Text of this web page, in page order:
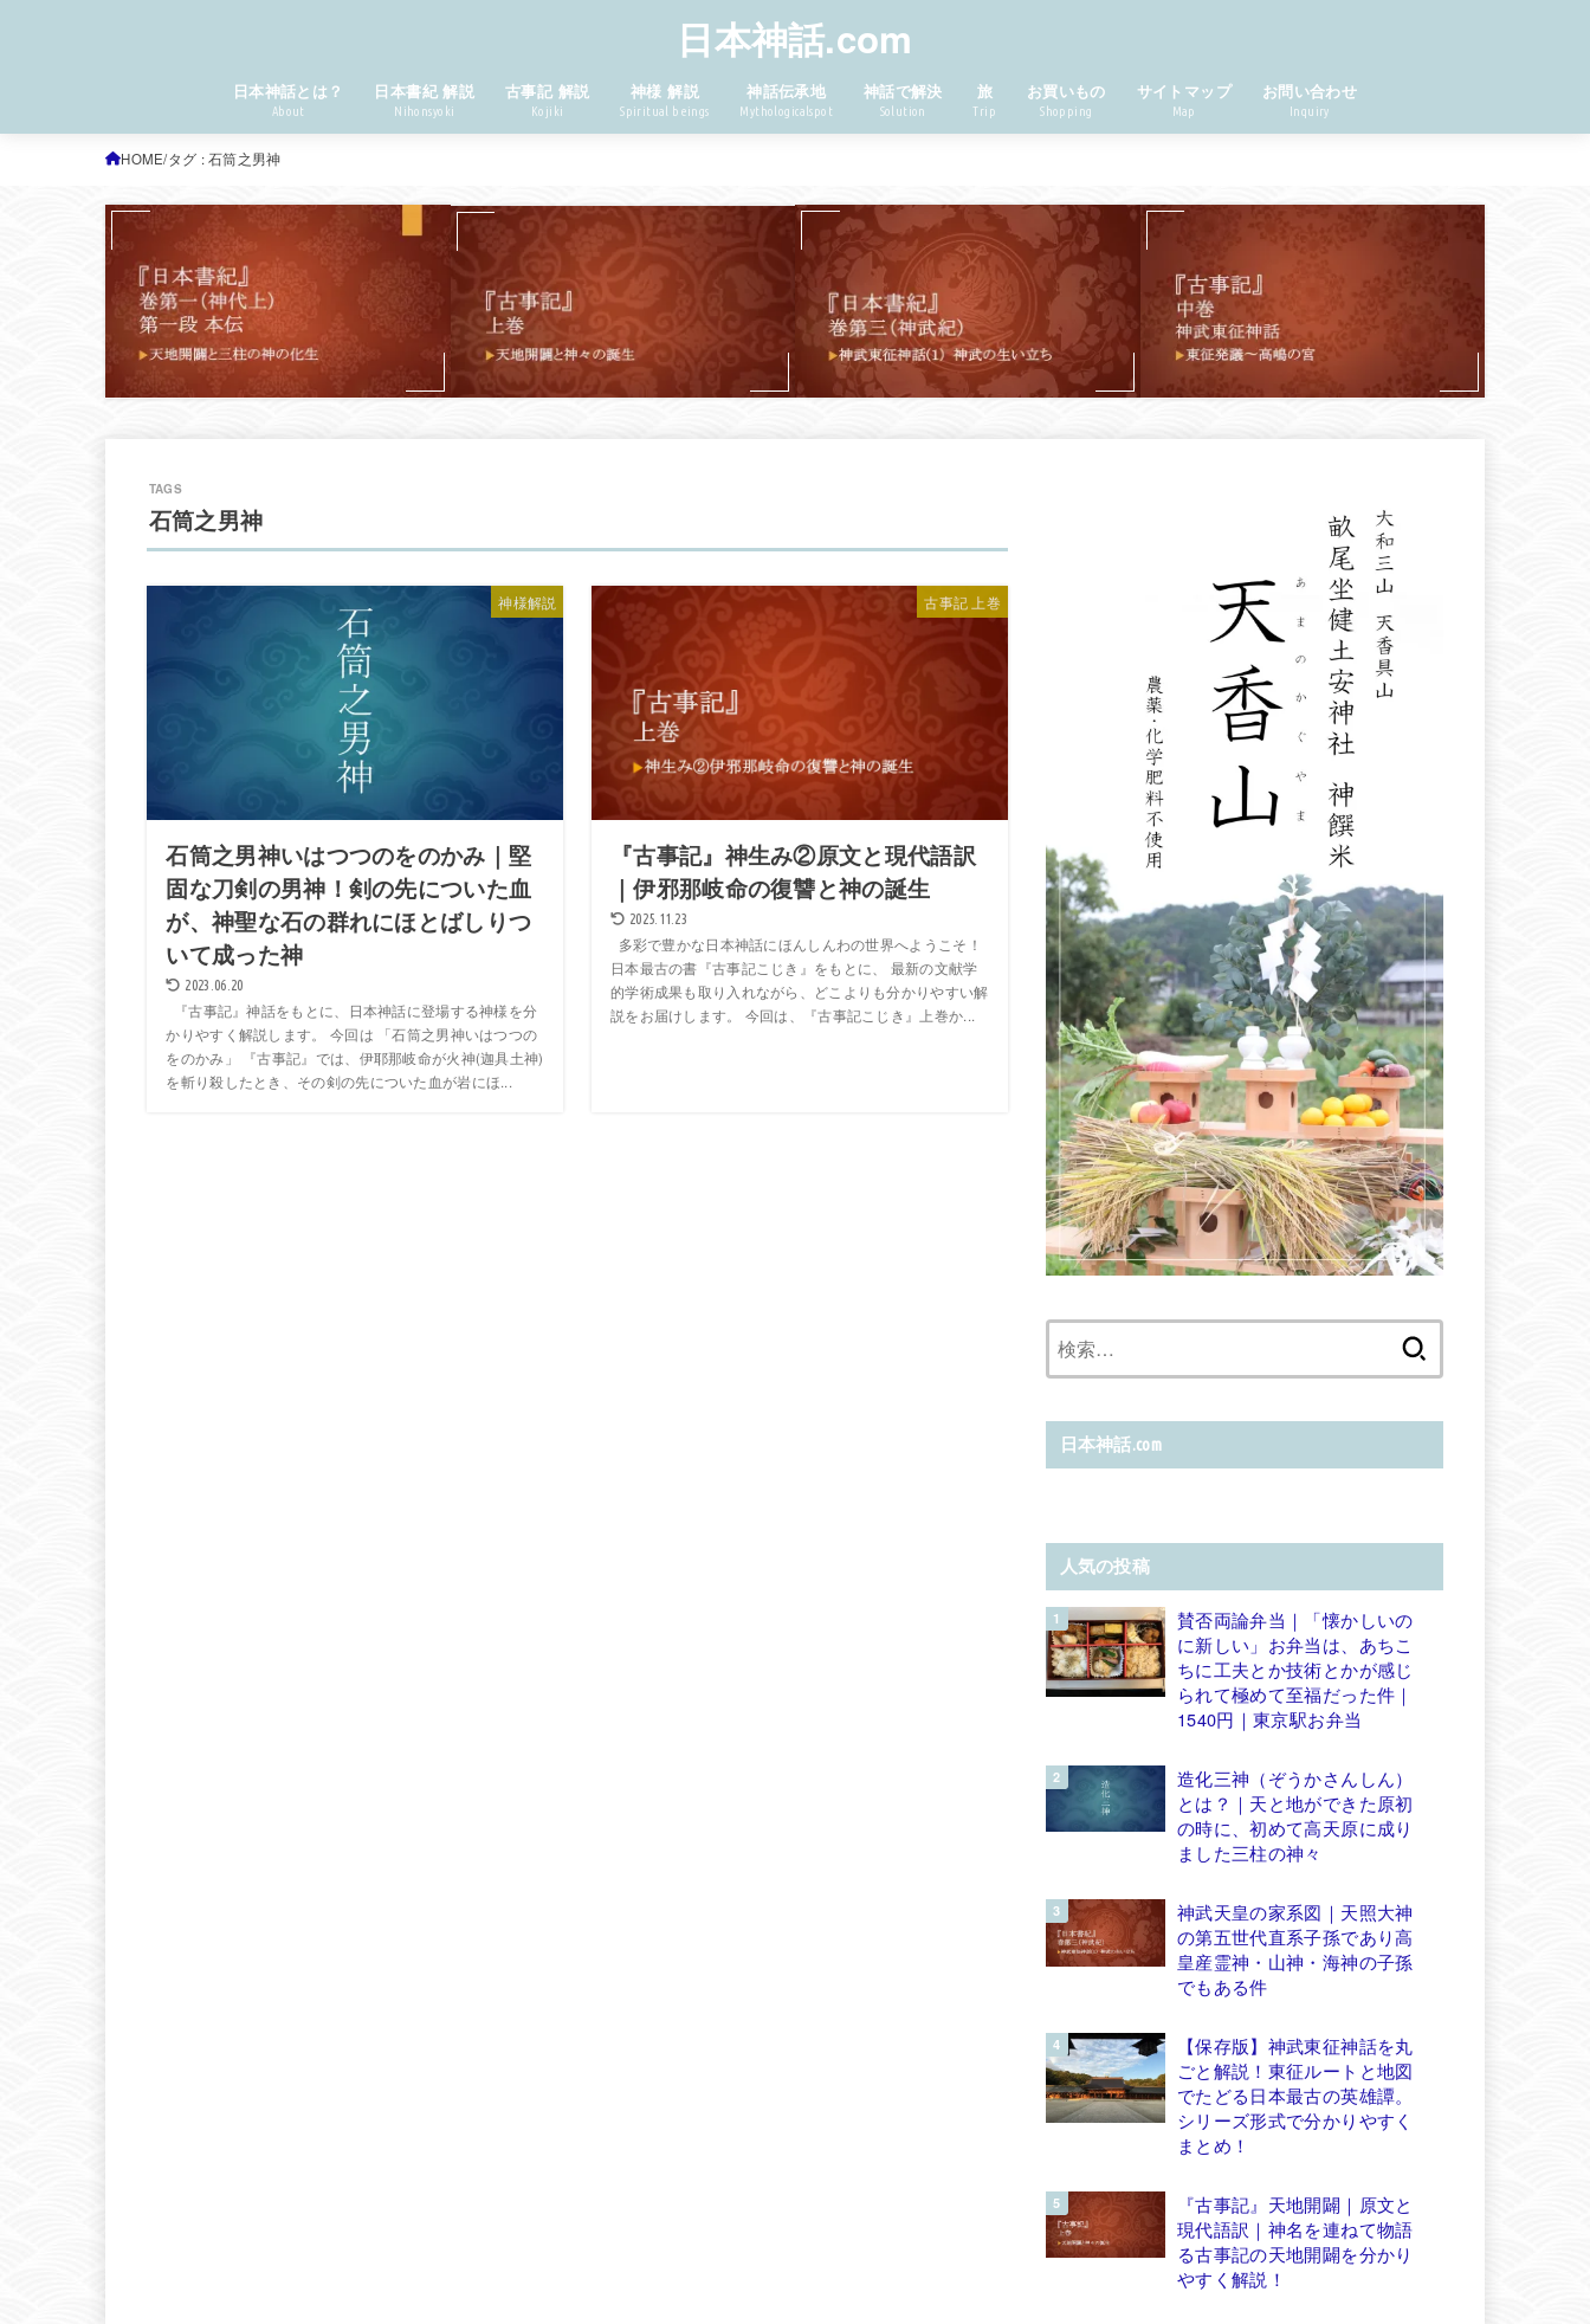
日本神話.com
日本神話とは？
About
日本書紀 解説
Nihonsyoki
古事記 解説
Kojiki
神様 解説
Spiritual beings
神話伝承地
Mythologicalspot
神話で解決
Solution
旅
Trip
お買いもの
Shopping
サイトマップ
Map
お問い合わせ
Inquiry
HOME タグ : 石筒之男神
石筒之男神
神様解説
石筒之男神いはつつのをのかみ｜堅
固な刀剣の男神！剣の先についた血
が、神聖な石の群れにほとばしりつ
いて成った神
2023.06.20
『古事記』神話をもとに、日本神話に登場する神様を分
かりやすく解説します。 今回は 「石筒之男神いはつつの
をのかみ」 『古事記』では、伊耶那岐命が火神(迦具土神)
を斬り殺したとき、その剣の先についた血が岩にほ...
古事記 上巻
『古事記』神生み②原文と現代語訳
｜伊邪那岐命の復讐と神の誕生
2025.11.23
多彩で豊かな日本神話にほんしんわの世界へようこそ！
日本最古の書『古事記こじき』をもとに、 最新の文献学
的学術成果も取り入れながら、どこよりも分かりやすい解
説をお届けします。 今回は、『古事記こじき』上巻か...
日本神話.com
人気の投稿
賛否両論弁当｜「懐かしいの
に新しい」お弁当は、あちこ
ちに工夫とか技術とかが感じ
られて極めて至福だった件｜
1540円｜東京駅お弁当
造化三神（ぞうかさんしん）
とは？｜天と地ができた原初
の時に、初めて高天原に成り
ました三柱の神々
神武天皇の家系図｜天照大神
の第五世代直系子孫であり高
皇産霊神・山神・海神の子孫
でもある件
【保存版】神武東征神話を丸
ごと解説！東征ルートと地図
でたどる日本最古の英雄譚。
シリーズ形式で分かりやすく
まとめ！
『古事記』天地開闢｜原文と
現代語訳｜神名を連ねて物語
る古事記の天地開闢を分かり
やすく解説！